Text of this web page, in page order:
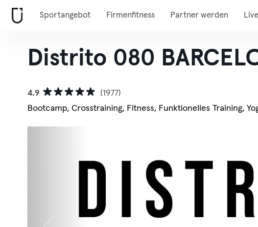
Sportangebot Firmenfitness Partner werden
Distrito 080
4.9
(1977)
Bootcamp, Crosstraining, Fitness, Funktionelles Training,